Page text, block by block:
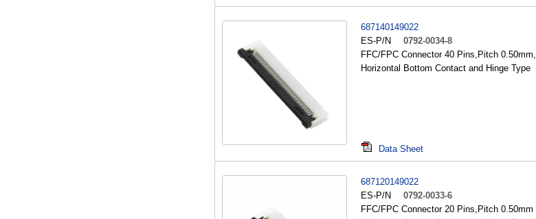
687140149022
ES-P/N
0792-0034-8
FFC/FPC Connector 40 Pins,Pitch 0.50mm,
Horizontal Bottom Contact and Hinge Type
Data Sheet
687120149022
ES-P/N
0792-0033-6
FFC/FPC Connector 20 Pins,Pitch 0.50mm